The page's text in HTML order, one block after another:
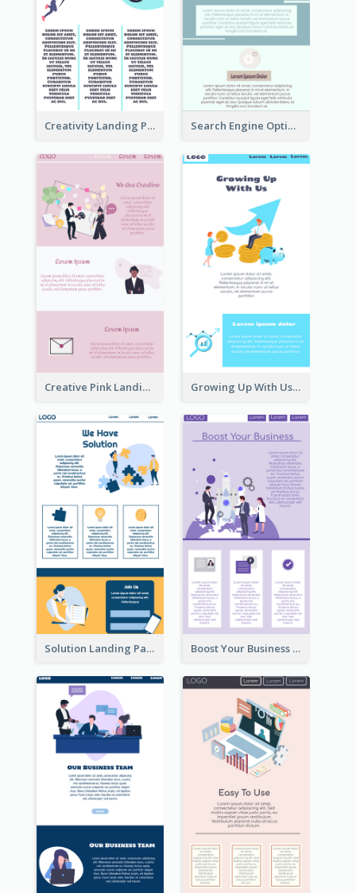
Creativity Landing Page Search Engine Optimization Blue Landing Page
Creative Pink Landing Page Growing Up With Us Landing Page
Solution Landing Page Boost Your Business Landing Page